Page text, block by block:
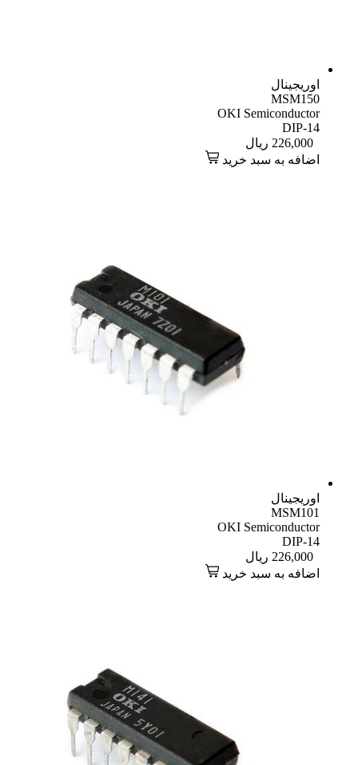
اوریجینال
MSM150
OKI Semiconductor
DIP-14
226,000 ریال
اضافه به سبد خرید
اوریجینال
MSM101
OKI Semiconductor
DIP-14
226,000 ریال
اضافه به سبد خرید